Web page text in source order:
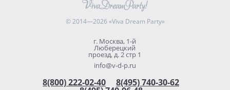
© 2014—2026 «Viva Dream Party»
г. Москва, 1-й
Люберецкий
проезд, д. 2 стр 1
info@v-d-p.ru
8(800) 222-02-40 8(495) 740-30-62